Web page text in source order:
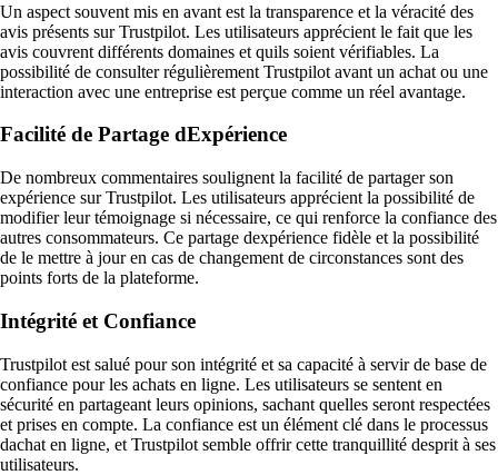
Un aspect souvent mis en avant est la transparence et la véracité des
avis présents sur Trustpilot. Les utilisateurs apprécient le fait que les
avis couvrent différents domaines et quils soient vérifiables. La
possibilité de consulter régulièrement Trustpilot avant un achat ou une
interaction avec une entreprise est perçue comme un réel avantage.
Facilité de Partage dExpérience
De nombreux commentaires soulignent la facilité de partager son
expérience sur Trustpilot. Les utilisateurs apprécient la possibilité de
modifier leur témoignage si nécessaire, ce qui renforce la confiance des
autres consommateurs. Ce partage dexpérience fidèle et la possibilité
de le mettre à jour en cas de changement de circonstances sont des
points forts de la plateforme.
Intégrité et Confiance
Trustpilot est salué pour son intégrité et sa capacité à servir de base de
confiance pour les achats en ligne. Les utilisateurs se sentent en
sécurité en partageant leurs opinions, sachant quelles seront respectées
et prises en compte. La confiance est un élément clé dans le processus
dachat en ligne, et Trustpilot semble offrir cette tranquillité desprit à ses
utilisateurs.